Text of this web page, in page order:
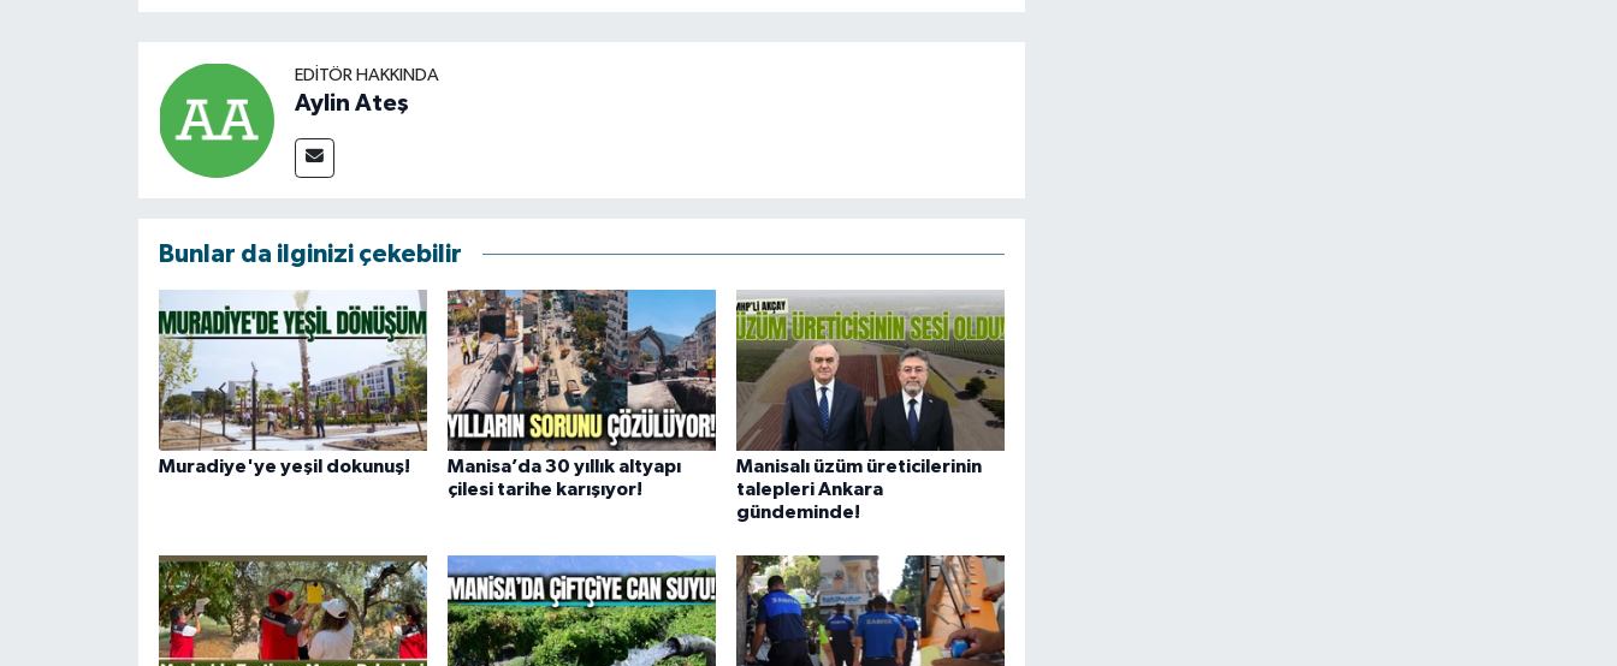
EDITÖR HAKKINDA
Aylin Ateş
Bunlar da ilginizi çekebilir
Muradiye'ye yeşil dokunuş!
Manisa’da 30 yıllık altyapı
çilesi tarihe karışıyor!
Manisalı üzüm üreticilerinin
talepleri Ankara
gündeminde!